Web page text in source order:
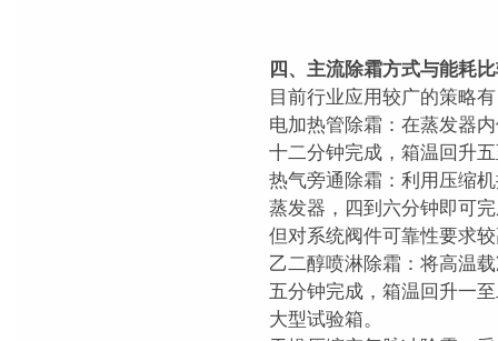
四、主流除霜方式与能耗
目前行业应用较广的策略
电加热管除霜：在蒸发器
十二分钟完成，箱温回升
热气旁通除霜：利用压缩
蒸发器，四到六分钟即可
但对系统阀件可靠性要求
乙二醇喷淋除霜：将高温
五分钟完成，箱温回升一
大型试验箱。